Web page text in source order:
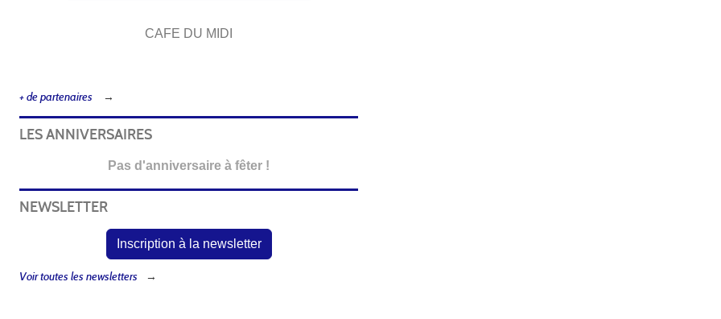
CAFE DU MIDI
+ de partenaires
LES ANNIVERSAIRES
Pas d'anniversaire à fêter !
NEWSLETTER
Inscription à la newsletter
Voir toutes les newsletters